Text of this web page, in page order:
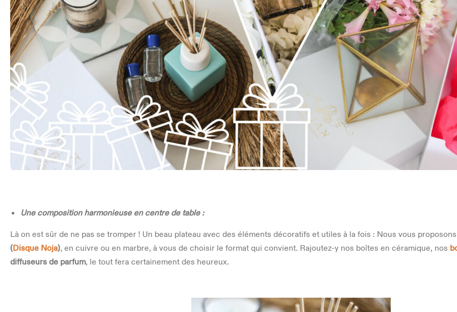
Une composition harmonieuse en centre de table :
Là on est sûr de ne pas se tromper ! Un beau plateau avec des éléments décoratifs et utiles à la fois : Nous vous
(Disque Noja), en cuivre ou en marbre, à vous de choisir le format qui convient. Rajoutez-y nos boîtes en céramique, nos
diffuseurs de parfum, le tout fera certainement des heureux.